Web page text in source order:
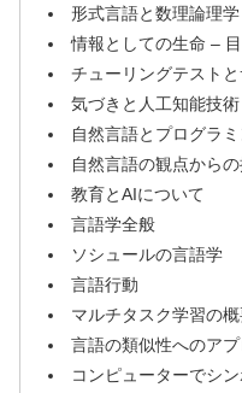
形式言語と数理論理
情報としての生命 –
チューリングテスト
気づきと人工知能技術
自然言語とプログラ
自然言語の観点から
教育とAIについて
言語学全般
ソシュールの言語学
言語行動
マルチタスク学習の
言語の類似性へのア
コンピューターでシ